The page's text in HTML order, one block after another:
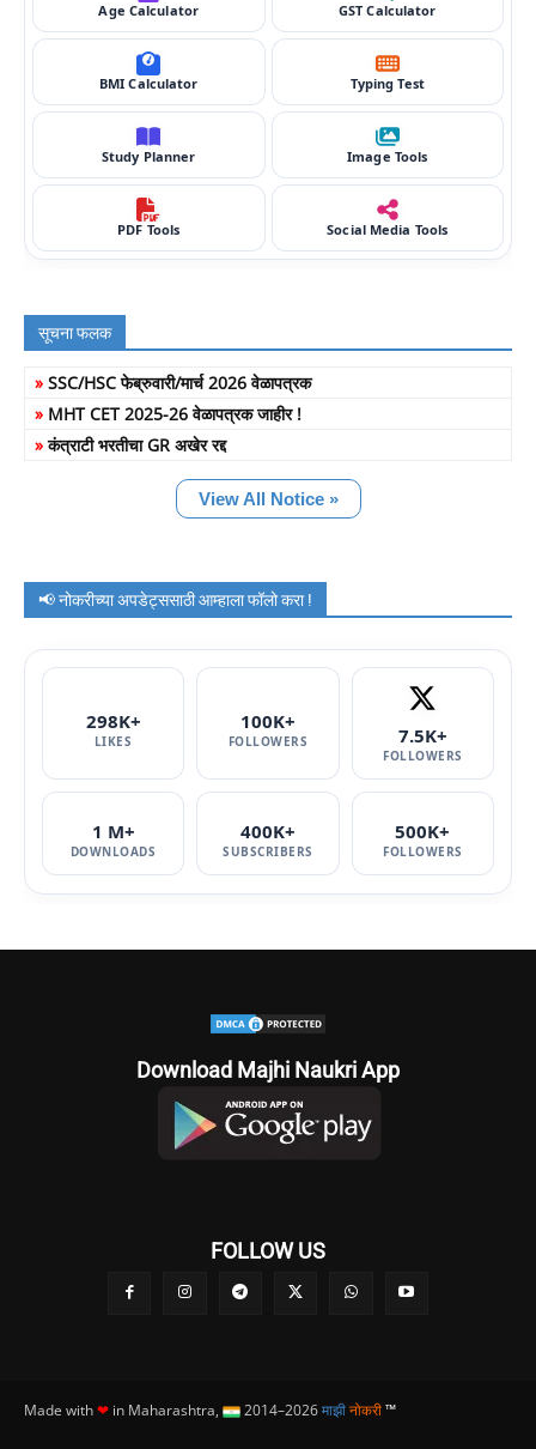
Age Calculator GST Calculator
BMI Calculator Typing Test
Study Planner Image Tools
PDF Tools Social Media Tools
सूचना फलक
» SSC/HSC फेब्रुवारी/मार्च 2026 वेळापत्रक
» MHT CET 2025-26 वेळापत्रक जाहीर !
»कंत्राटी भरतीचा GR अखेर रद्द
View All Notice »
📢 नोकरीच्या अपडेट्ससाठी आम्हाला फॉलो करा !
298K+
LIKES
100K+
FOLLOWERS 7.5K+
FOLLOWERS
1 M+
DOWNLOADS
400K+
SUBSCRIBERS
500K+
FOLLOWERS
Download Majhi Naukri App
FOLLOW US
Made with❤ in Maharashtra, 2014–2026माझीनोकरी™